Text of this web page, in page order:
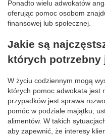
Ponadto wielu adwokatów
oferując pomoc osobom
finansowej lub społecznej.
Jakie są
których potrzebny
W życiu codziennym mogą
których pomoc adwokata jest
przypadków jest sprawa
pomóc w podziale majątku,
alimentów. W takich
aby zapewnić, że interesy